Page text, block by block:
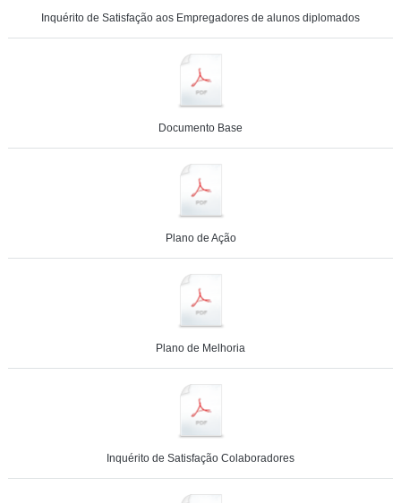
Inquérito de Satisfação aos Empregadores de alunos diplomados
Documento Base
Plano de Ação
Plano de Melhoria
Inquérito de Satisfação Colaboradores